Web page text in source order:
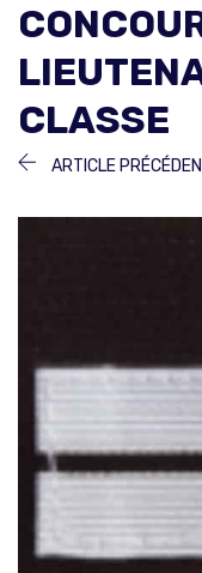
CLASSE
NAVIGATION
ARTICLE